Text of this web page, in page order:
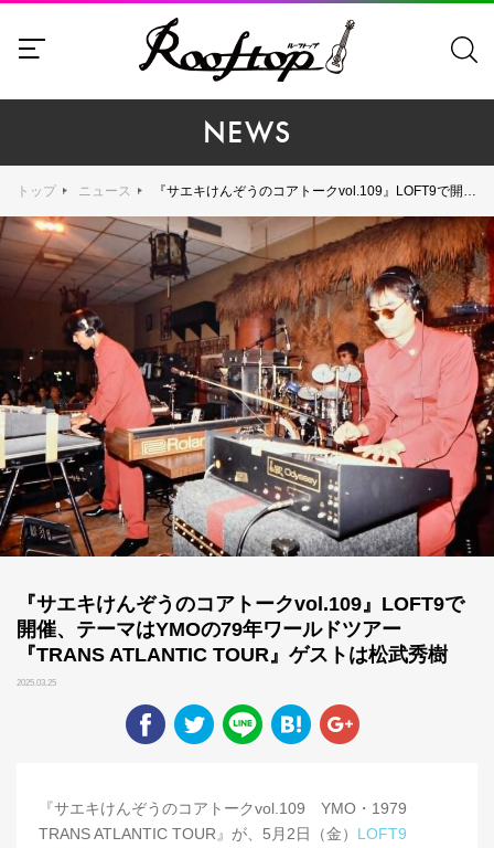
NEWS
トップ ニュース 『サエキけんぞうのコアトークvol.109』LOFT9で開催、テーマはYMOの79年ワールドツアー『TRANS ATLANTIC TOUR』ゲストは松武秀樹
『サエキけんぞうのコアトークvol.109』LOFT9で
開催、テーマはYMOの79年ワールドツアー
『TRANS ATLANTIC TOUR』ゲストは松武秀樹
2025.03.25
『サエキけんぞうのコアトークvol.109 YMO・1979
TRANS ATLANTIC TOUR』が、5月2日（金） LOFT9